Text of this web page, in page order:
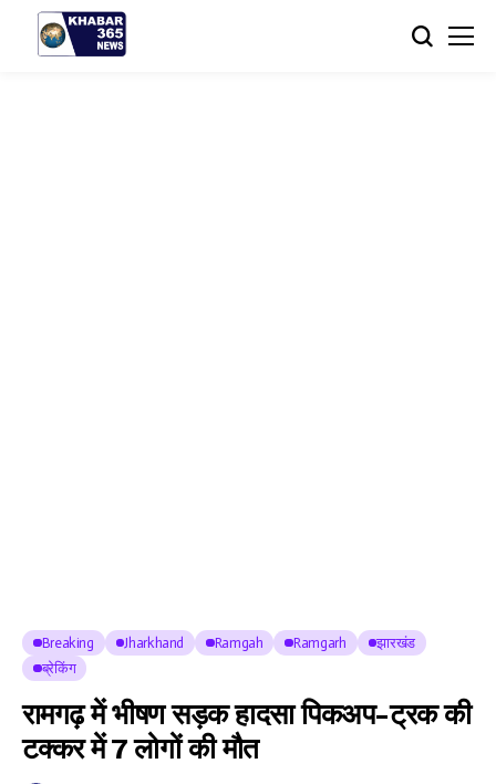
Breaking Jharkhand Ramgah Ramgarh
झारखंड
ब्रेकिंग
रामगढ़ में भीषण सड़क हादसा पिकअप-ट्रक की
टक्कर में 7 लोगों की मौत